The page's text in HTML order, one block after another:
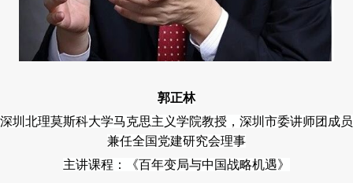
郭正林
深圳北理莫斯科大学马克思主义学院教授，深圳市委讲师团成员
兼任全国党建研究会理事
主讲课程：《百年变局与中国战略机遇》